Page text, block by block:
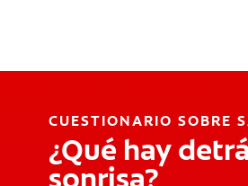
CUESTIONARIO SOBRE
¿Qué hay